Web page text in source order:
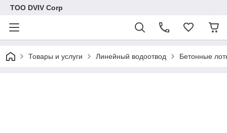
ТОО DVIV Corp
Товары и услуги Линейный водоотвод Бетонные